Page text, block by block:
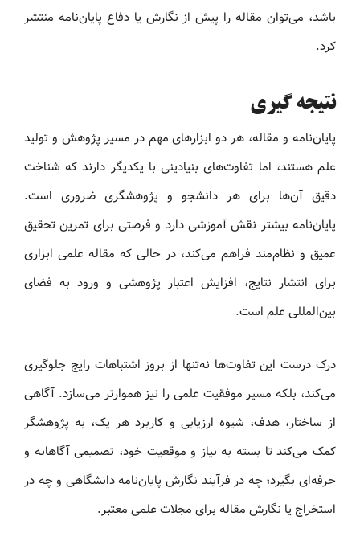
باشد، می‌توان مقاله را پیش از نگارش یا دفاع پایان‌نامه منتشر
کرد.
نتیجه گیری
پایان‌نامه و مقاله، هر دو ابزارهای مهم در مسیر پژوهش و تولید
علم هستند، اما تفاوت‌های بنیادینی با یکدیگر دارند که شناخت
دقیق آن‌ها برای هر دانشجو و پژوهشگری ضروری است.
پایان‌نامه بیشتر نقش آموزشی دارد و فرصتی برای تمرین تحقیق
عمیق و نظام‌مند فراهم می‌کند، در حالی که مقاله علمی ابزاری
برای انتشار نتایج، افزایش اعتبار پژوهشی و ورود به فضای
بین‌المللی علم است.
درک درست این تفاوت‌ها نه‌تنها از بروز اشتباهات رایج جلوگیری
می‌کند، بلکه مسیر موفقیت علمی را نیز هموارتر می‌سازد. آگاهی
از ساختار، هدف، شیوه ارزیابی و کاربرد هر یک، به پژوهشگر
کمک می‌کند تا بسته به نیاز و موقعیت خود، تصمیمی آگاهانه و
حرفه‌ای بگیرد؛ چه در فرآیند نگارش پایان‌نامه دانشگاهی و چه در
استخراج یا نگارش مقاله برای مجلات علمی معتبر.